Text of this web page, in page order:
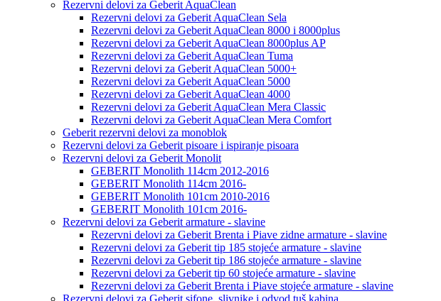
Rezervni delovi za Geberit AquaClean
Rezervni delovi za Geberit AquaClean Sela
Rezervni delovi za Geberit AquaClean 8000 i 8000plus
Rezervni delovi za Geberit AquaClean 8000plus AP
Rezervni delovi za Geberit AquaClean Tuma
Rezervni delovi za Geberit AquaClean 5000+
Rezervni delovi za Geberit AquaClean 5000
Rezervni delovi za Geberit AquaClean 4000
Rezervni delovi za Geberit AquaClean Mera Classic
Rezervni delovi za Geberit AquaClean Mera Comfort
Geberit rezervni delovi za monoblok
Rezervni delovi za Geberit pisoare i ispiranje pisoara
Rezervni delovi za Geberit Monolit
GEBERIT Monolith 114cm 2012-2016
GEBERIT Monolith 114cm 2016-
GEBERIT Monolith 101cm 2010-2016
GEBERIT Monolith 101cm 2016-
Rezervni delovi za Geberit armature - slavine
Rezervni delovi za Geberit Brenta i Piave zidne armature - slavine
Rezervni delovi za Geberit tip 185 stojeće armature - slavine
Rezervni delovi za Geberit tip 186 stojeće armature - slavine
Rezervni delovi za Geberit tip 60 stojeće armature - slavine
Rezervni delovi za Geberit Brenta i Piave stojeće armature - slavine